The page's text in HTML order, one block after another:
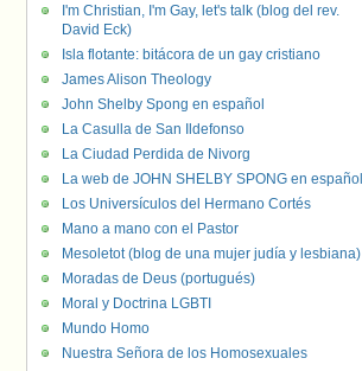
I'm Christian, I'm Gay, let's talk (blog del rev.
David Eck)
Isla flotante: bitácora de un gay cristiano
James Alison Theology
John Shelby Spong en español
La Casulla de San Ildefonso
La Ciudad Perdida de Nivorg
La web de JOHN SHELBY SPONG en español
Los Universículos del Hermano Cortés
Mano a mano con el Pastor
Mesoletot (blog de una mujer judía y lesbiana)
Moradas de Deus (portugués)
Moral y Doctrina LGBTI
Mundo Homo
Nuestra Señora de los Homosexuales